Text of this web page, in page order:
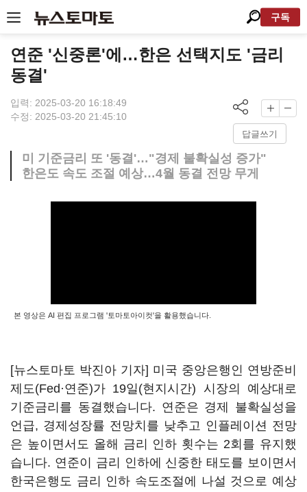
구독
연준 '신중론'에…한은 선택지도 '금리
동결'
입력: 2025-03-20 16:18:49
수정: 2025-03-20 21:45:10
답글쓰기
미 기준금리 또 '동결'…"경제 불확실성 증가"
한은도 속도 조절 예상…4월 동결 전망 무게
본 영상은 AI 편집 프로그램 '토마토아이컷'을 활용했습니다.
[뉴스토마토 박진아 기자] 미국 중앙은행인 연방준비
제도(Fed·연준)가 19일(현지시간) 시장의 예상대로
기준금리를 동결했습니다. 연준은 경제 불확실성을
언급, 경제성장률 전망치를 낮추고 인플레이션 전망
은 높이면서도 올해 금리 인하 횟수는 2회를 유지했
습니다. 연준이 금리 인하에 신중한 태도를 보이면서
한국은행도 금리 인하 속도조절에 나설 것으로 예상